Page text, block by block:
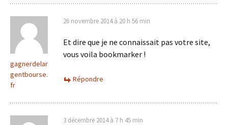
gagnerdelar
gentbourse.
fr
26 novembre 2014 à 20 h 56 min
Et dire que je ne connaissait pas votre site,
vous voila bookmarker !
Répondre
3 décembre 2014 à 7 h 45 min